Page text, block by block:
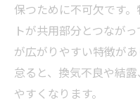
保つために不可欠です
トが共用部分とつなが
が広がりやすい特徴が
怠ると、換気不良や結
やすくなります。